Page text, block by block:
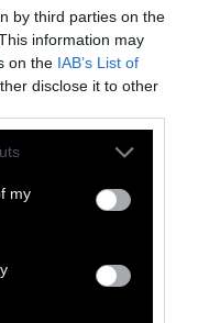
by third parties on the
information may
on the IAB’s List of
disclose it to other
my
οι ηγέτες των
μπορούσαν (;)
είναι μόνον
που
το χαλί»
Από το